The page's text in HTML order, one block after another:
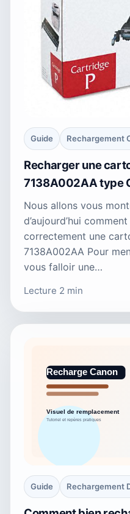
Guide Rechargement
Recharger une
7138A002AA type
Nous allons vous
d’aujourd’hui
correctement une
7138A002AA Pour
vous falloir une…
Lecture 2 min
Guide Rechargement